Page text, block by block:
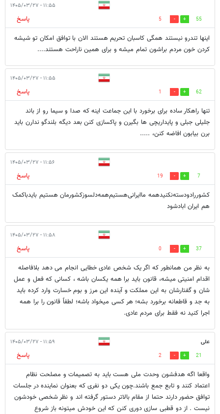
۱۱:۵۵ - ۱۴۰۵/۰۳/۲۷
55
5
پاسخ
اینها تندرو نیستند همگی کاسبان تحریم هستند الان با توافق امکان تو شیشه
کردن خون مردم براشون تمام میشه و برای همین ناراحت هستند....
۱۱:۵۵ - ۱۴۰۵/۰۳/۲۷
62
1
پاسخ
تنها راهکار ساده برای برخورد با این جماعت اینه که صدا و سیما رو از باند
جلیلی جبلی و پایداریچی ها بگیرن و پاکسازی کنن بعد دیگه بلندگو ندارن باید
برن بیابون افاضه کنن، .....
۱۱:۵۶ - ۱۴۰۵/۰۳/۲۷
7
19
پاسخ
کشوررادودسته‌نکنید‌همه ماایرانی‌هستیم‌همه‌دلسوزکشورمان هستیم بایدباکمک
هم ایران ابادشود
۱۱:۵۸ - ۱۴۰۵/۰۳/۲۷
37
0
پاسخ
به نظر من همانطور که اگر یک شخص عادی خطایی انجام می دهد بلافاصله
اقدام امنیتی میشه، قانون باید برا همه یکسان باشه ، کسانی که فعل و عمل
شان و گفتارشان به این مملکت و آینده این مرز و بوم خسارت وارد کرده باید
به جد و قاطعانه برخورد بشه؛ هر کسی میخواد باشه؛ لطفاً قانون را برا همه
اجرا کنید نه فقط برای مردم عادی.
علی ۱۱:۵۹ - ۱۴۰۵/۰۳/۲۷
21
2
پاسخ
واقعا اگه هدفشون وحدت ملی هست باید به تصمیمات و مصلحت نظام
اعتماد کنند و تابع جمع باشند.چون یکی دو نفری که بعنوان نماینده در جلسات
توافق حضور دارند حتما از مقام بالاتر دستور گرفته اند و نظر شخصی خودشون
نیست . از دو قطبی سازی دوری کنن که این خودش میتونه باز شروع